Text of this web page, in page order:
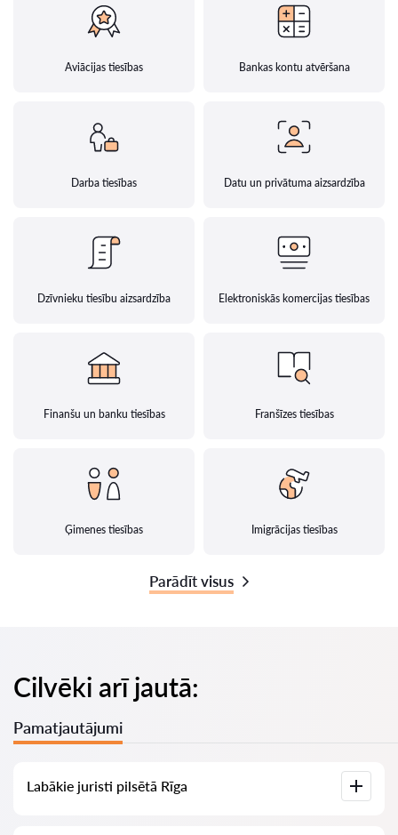
Aviācijas tiesības Bankas kontu atvēršana
Darba tiesības Datu un privātuma aizsardzība
Dzīvnieku tiesību aizsardzība Elektroniskās komercijas tiesības
Finanšu un banku tiesības Franšīzes tiesības
Ģimenes tiesības Imigrācijas tiesības
Parādīt visus
Cilvēki arī jautā:
Pamatjautājumi
Labākie juristi pilsētā Rīga